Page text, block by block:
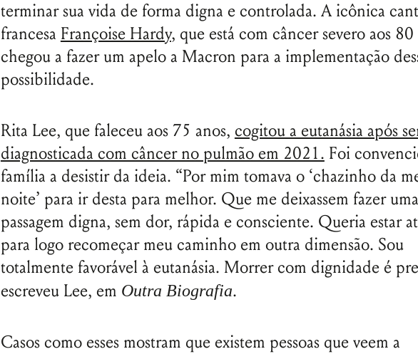
terminar sua vida de forma digna e controlada. A icônica
francesa Françoise Hardy, que está com câncer severo aos 80
chegou a fazer um apelo a Macron para a implementação
possibilidade.
Rita Lee, que faleceu aos 75 anos, cogitou a eutanásia após
diagnosticada com câncer no pulmão em 2021. Foi
família a desistir da ideia. “Por mim tomava o ‘chazinho da
noite’ para ir desta para melhor. Que me deixassem fazer uma
passagem digna, sem dor, rápida e consciente. Queria estar
para logo recomeçar meu caminho em outra dimensão. Sou
totalmente favorável à eutanásia. Morrer com dignidade é
escreveu Lee, em Outra Biografia.
Casos como esses mostram que existem pessoas que veem a
Nome de usuário ou endereço de e-
Lembrar-me